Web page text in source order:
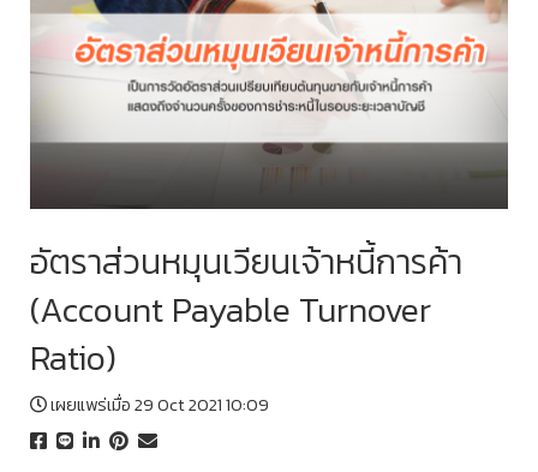
อัตราส่วนหมุนเวียนเจ้าหนี้การค้า
(Account Payable Turnover
Ratio)
เผยแพร่เมื่อ 29 Oct 2021 10:09